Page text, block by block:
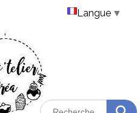
Langue ▼